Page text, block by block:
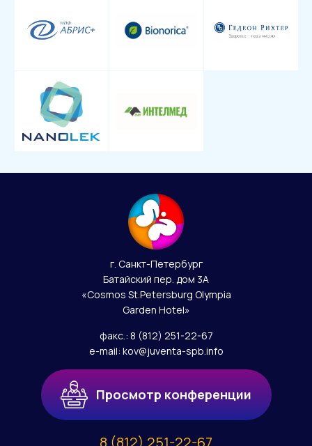
г. Санкт-Петербург
Батайский пер. дом 3А
«Cosmos St.Petersburg Olympia
Garden Hotel»
факс.: 8 (812) 251-22-67
e-mail: kov@juventa-spb.info
Просмотр конференции
8 (812) 251-22-67